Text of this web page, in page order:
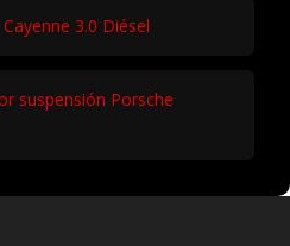
3.0 Diésel
suspensión Porsche